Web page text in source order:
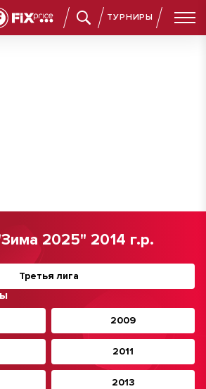
ТУРНИРЫ
2025" 2014 г.р.
Третья лига
2009
2011
2013